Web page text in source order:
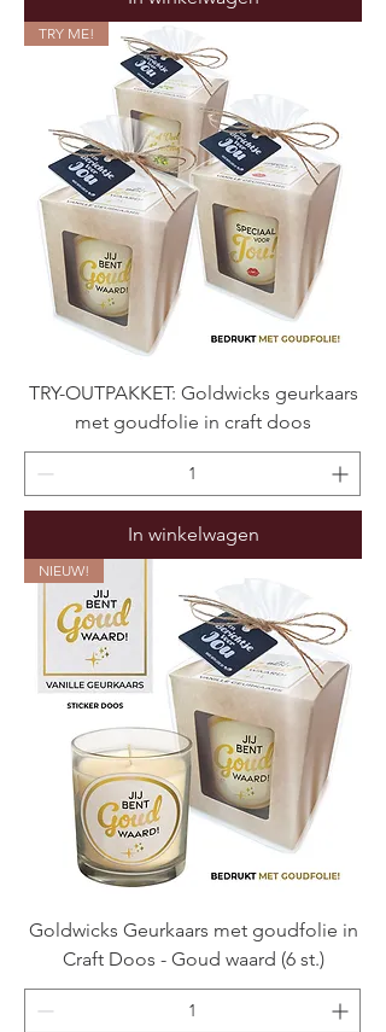
TRY ME!
TRY-OUTPAKKET: Goldwicks geurkaars
met goudfolie in craft doos
In winkelwagen
NIEUW!
Goldwicks Geurkaars met goudfolie in
Craft Doos - Goud waard (6 st.)